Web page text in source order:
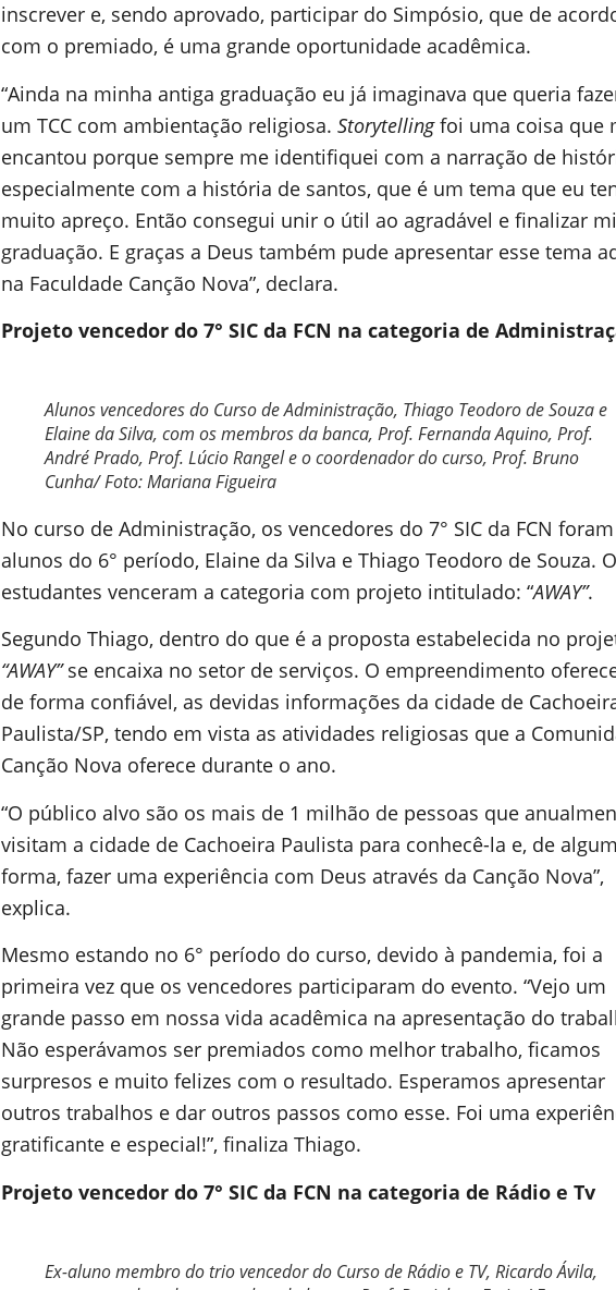
inscrever e, sendo aprovado, participar do Simpósio, que de
com o premiado, é uma grande oportunidade acadêmica.
“Ainda na minha antiga graduação eu já imaginava que queria
um TCC com ambientação religiosa. Storytellingfoi uma coisa que
encantou porque sempre me identifiquei com a narração de
especialmente com a história de santos, que é um tema que eu
muito apreço. Então consegui unir o útil ao agradável e finalizar
graduação. E graças a Deus também pude apresentar esse tema
na Faculdade Canção Nova”, declara.
Projeto vencedor do 7° SIC da FCN na categoria de
Alunos vencedores do Curso de Administração, Thiago Teodoro de Souza e
Elaine da Silva, com os membros da banca, Prof. Fernanda Aquino, Prof.
André Prado, Prof. Lúcio Rangel e o coordenador do curso, Prof. Bruno
Cunha/ Foto: Mariana Figueira
No curso de Administração, os vencedores do 7° SIC da FCN
alunos do 6° período, Elaine da Silva e Thiago Teodoro de Souza.
estudantes venceram a categoria com projeto intitulado: “AWAY”.
Segundo Thiago, dentro do que é a proposta estabelecida no
“AWAY”se encaixa no setor de serviços. O empreendimento
de forma confiável, as devidas informações da cidade de
Paulista/SP, tendo em vista as atividades religiosas que a
Canção Nova oferece durante o ano.
“O público alvo são os mais de 1 milhão de pessoas que
visitam a cidade de Cachoeira Paulista para conhecê-la e, de
forma, fazer uma experiência com Deus através da Canção Nova”,
explica.
Mesmo estando no 6° período do curso, devido à pandemia, foi a
primeira vez que os vencedores participaram do evento. “Vejo um
grande passo em nossa vida acadêmica na apresentação do
Não esperávamos ser premiados como melhor trabalho, ficamos
surpresos e muito felizes com o resultado. Esperamos apresentar
outros trabalhos e dar outros passos como esse. Foi uma
gratificante e especial!”, finaliza Thiago.
Projeto vencedor do 7° SIC da FCN na categoria de Rádio e Tv
Ex-aluno membro do trio vencedor do Curso de Rádio e TV, Ricardo Ávila,